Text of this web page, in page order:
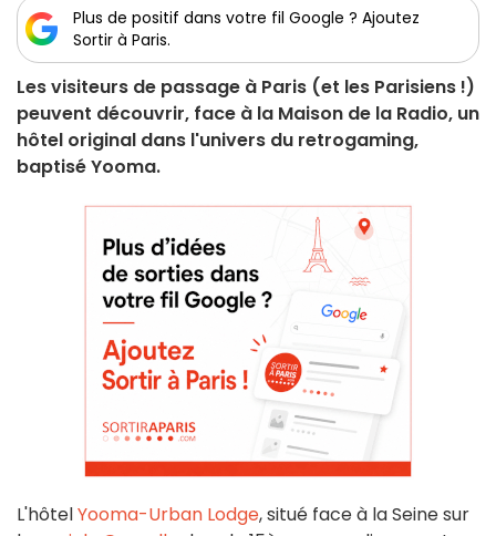
Plus de positif dans votre fil Google ? Ajoutez
Sortir à Paris.
Les visiteurs de passage à Paris (et les Parisiens !)
peuvent découvrir, face à la Maison de la Radio, un
hôtel original dans l'univers du retrogaming,
baptisé Yooma.
L'hôtelYooma-Urban Lodge, situé face à la Seine sur